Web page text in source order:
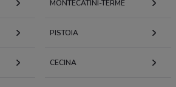
MONTECATINI-TERME
PISTOIA
CECINA